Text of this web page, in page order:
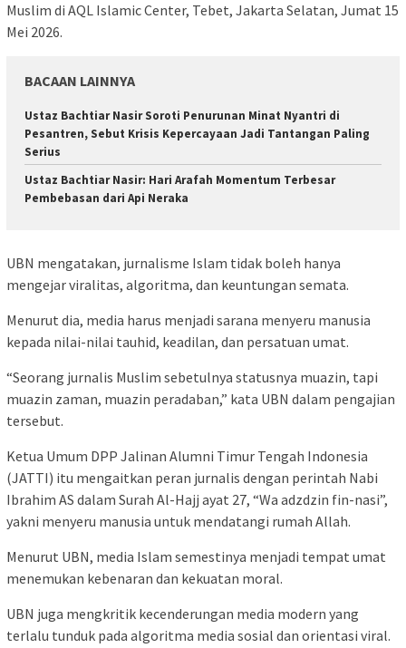
Muslim di AQL Islamic Center, Tebet, Jakarta Selatan, Jumat 15
Mei 2026.
BACAAN LAINNYA
Ustaz Bachtiar Nasir Soroti Penurunan Minat Nyantri di
Pesantren, Sebut Krisis Kepercayaan Jadi Tantangan Paling
Serius
Ustaz Bachtiar Nasir: Hari Arafah Momentum Terbesar
Pembebasan dari Api Neraka
UBN mengatakan, jurnalisme Islam tidak boleh hanya
mengejar viralitas, algoritma, dan keuntungan semata.
Menurut dia, media harus menjadi sarana menyeru manusia
kepada nilai-nilai tauhid, keadilan, dan persatuan umat.
“Seorang jurnalis Muslim sebetulnya statusnya muazin, tapi
muazin zaman, muazin peradaban,” kata UBN dalam pengajian
tersebut.
Ketua Umum DPP Jalinan Alumni Timur Tengah Indonesia
(JATTI) itu mengaitkan peran jurnalis dengan perintah Nabi
Ibrahim AS dalam Surah Al-Hajj ayat 27, “Wa adzdzin fin-nasi”,
yakni menyeru manusia untuk mendatangi rumah Allah.
Menurut UBN, media Islam semestinya menjadi tempat umat
menemukan kebenaran dan kekuatan moral.
UBN juga mengkritik kecenderungan media modern yang
terlalu tunduk pada algoritma media sosial dan orientasi viral.